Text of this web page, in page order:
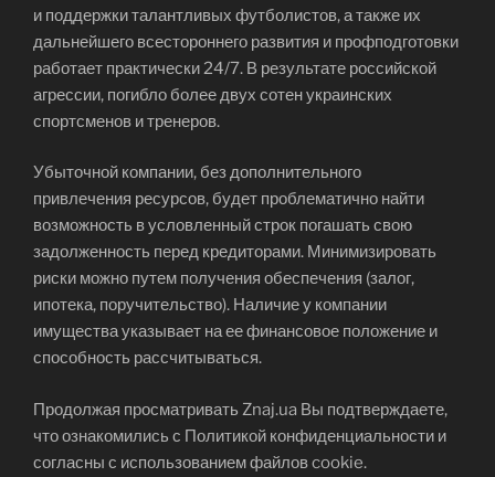
и поддержки талантливых футболистов, а также их
дальнейшего всестороннего развития и профподготовки
работает практически 24/7. В результате российской
агрессии, погибло более двух сотен украинских
спортсменов и тренеров.
Убыточной компании, без дополнительного
привлечения ресурсов, будет проблематично найти
возможность в условленный строк погашать свою
задолженность перед кредиторами. Минимизировать
риски можно путем получения обеспечения (залог,
ипотека, поручительство). Наличие у компании
имущества указывает на ее финансовое положение и
способность рассчитываться.
Продолжая просматривать Znaj.ua Вы подтверждаете,
что ознакомились с Политикой конфиденциальности и
согласны с использованием файлов cookie.